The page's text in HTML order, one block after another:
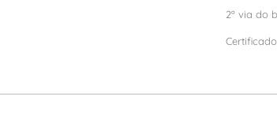
2º via do